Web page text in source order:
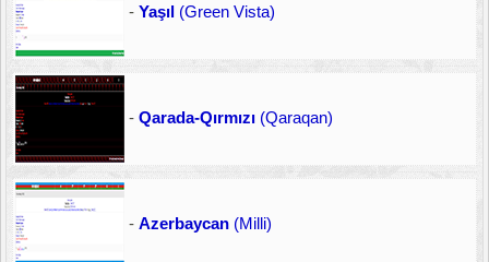
- Yaşıl (Green Vista)
- Qarada-Qırmızı (Qaraqan)
- Azerbaycan (Milli)